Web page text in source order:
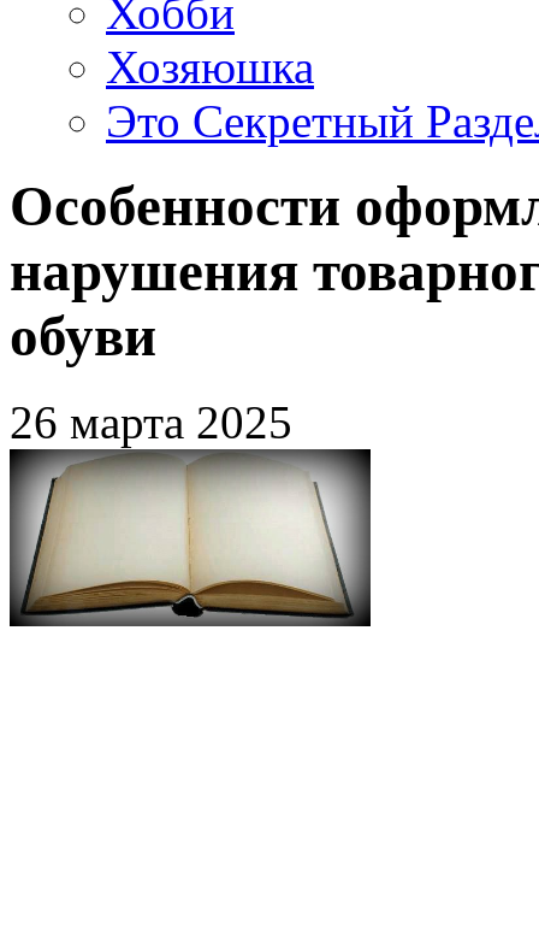
Хобби
Хозяюшка
Это Секретный
Особенности
нарушения
обуви
26 марта 2025